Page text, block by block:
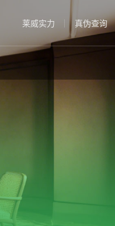
莱威实力 真伪查询